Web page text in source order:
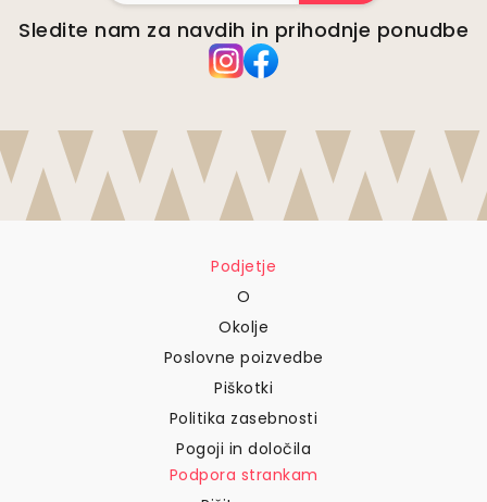
Sledite nam za navdih in prihodnje ponudbe
Podjetje
O
Okolje
Poslovne poizvedbe
Piškotki
Politika zasebnosti
Pogoji in določila
Podpora strankam